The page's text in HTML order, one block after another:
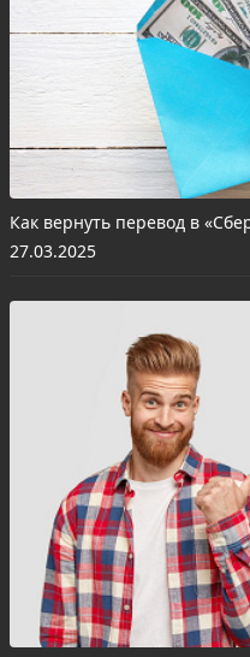
Как вернуть перевод в
27.03.2025